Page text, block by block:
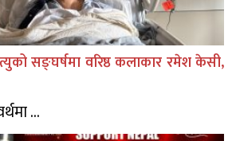
सङ्घर्षमा वरिष्ठ कलाकार रमेश केसी,
...